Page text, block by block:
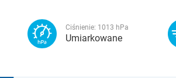
Ciśnienie: 1013 hPa
Umiarkowane